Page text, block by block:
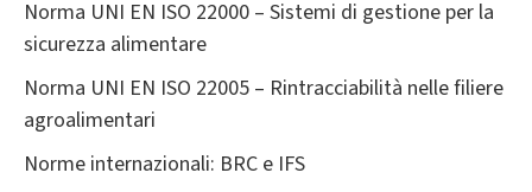
Norma UNI EN ISO 22000 – Sistemi di gestione per la
sicurezza alimentare
Norma UNI EN ISO 22005 – Rintracciabilità nelle filiere
agroalimentari
Norme internazionali: BRC e IFS